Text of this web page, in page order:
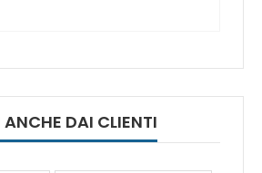
DAI CLIENTI